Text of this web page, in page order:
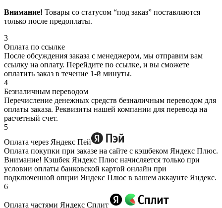
Внимание! Товары со статусом “под заказ” поставляются
только после предоплаты.
3
Оплата по ссылке
После обсуждения заказа с менеджером, мы отправим вам
ссылку на оплату. Перейдите по ссылке, и вы сможете
оплатить заказ в течение 1-й минуты.
4
Безналичным переводом
Перечисление денежных средств безналичным переводом для
оплаты заказа. Реквизиты нашей компании для перевода на
расчетный счет.
5
Оплата через Яндекс Пей
Оплата покупки при заказе на сайте с кэшбеком Яндекс Плюс.
Внимание! Кэшбек Яндекс Плюс начисляется только при
условии оплаты банковской картой онлайн при
подключенной опции Яндекс Плюс в вашем аккаунте Яндекс.
6
Оплата частями Яндекс Сплит